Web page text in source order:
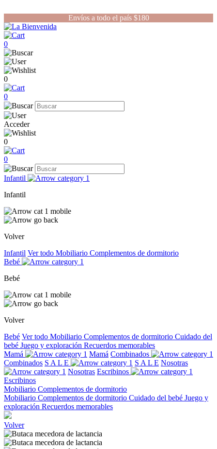
Envíos a todo el país $180
0
0
0
Acceder
0
0
Infantil
Infantil
Volver
Infantil Ver todo Mobiliario Complementos de dormitorio
Bebé
Bebé
Volver
Bebé Ver todo Mobiliario Complementos de dormitorio Cuidado del
bebé Juego y exploración Recuerdos memorables
Mamá
Mamá Combinados
Combinados S A L E S A L E Nosotras
Nosotras Escribinos
Escribinos
Mobiliario Complementos de dormitorio
Mobiliario Complementos de dormitorio Cuidado del bebé Juego y
exploración Recuerdos memorables
Volver